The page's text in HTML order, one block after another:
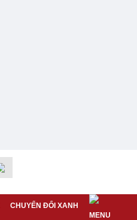
CHUYỂN ĐỔI XANH